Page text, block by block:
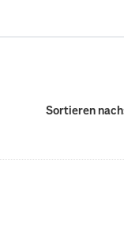
Sortieren nach